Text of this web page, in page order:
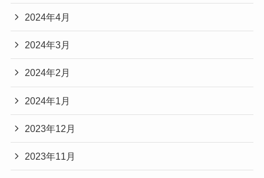
2024年4月
2024年3月
2024年2月
2024年1月
2023年12月
2023年11月